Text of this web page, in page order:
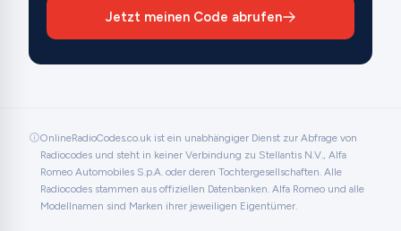
Jetzt meinen Code abrufen
OnlineRadioCodes.co.uk ist ein unabhängiger Dienst zur Abfrage von
Radiocodes und steht in keiner Verbindung zu Stellantis N.V., Alfa
Romeo Automobiles S.p.A. oder deren Tochtergesellschaften. Alle
Radiocodes stammen aus offiziellen Datenbanken. Alfa Romeo und alle
Modellnamen sind Marken ihrer jeweiligen Eigentümer.